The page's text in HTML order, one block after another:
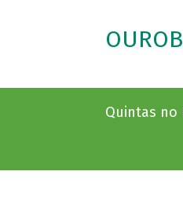
Quintas no